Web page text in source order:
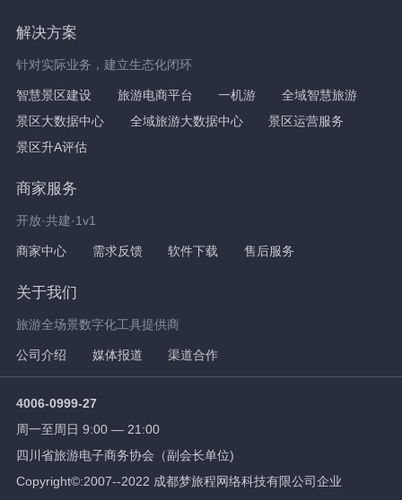
解决方案
针对实际业务，建立生态化闭环
智慧景区建设 旅游电商平台 一机游
全域智慧旅游
景区大数据中心
全域旅游大数据中心
景区运营服务
景区升A评估
商家服务
开放·共建·1v1
商家中心 需求反馈 软件下载 售后服务
关于我们
旅游全场景数字化工具提供商
公司介绍 媒体报道 渠道合作
4006-0999-27
周一至周日 9:00 — 21:00
四川省旅游电子商务协会（副会长单位)
Copyright©:2007--2022 成都梦旅程网络科技有限公司企业